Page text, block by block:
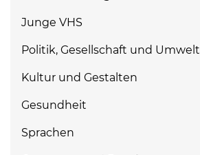
Junge VHS
Politik, Gesellschaft und Umwelt
Kultur und Gestalten
Gesundheit
Sprachen